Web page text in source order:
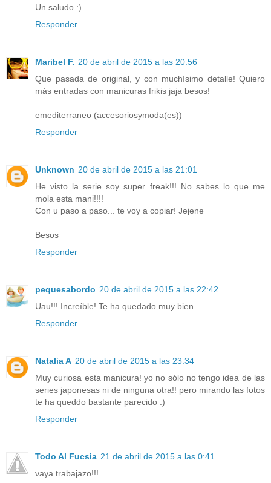
Un saludo :)
Responder
Maribel F. 20 de abril de 2015 a las 20:56
Que pasada de original, y con muchísimo detalle! Quiero
más entradas con manicuras frikis jaja besos!
emediterraneo (accesoriosymoda(es))
Responder
Unknown 20 de abril de 2015 a las 21:01
He visto la serie soy super freak!!! No sabes lo que me
mola esta mani!!!!
Con u paso a paso... te voy a copiar! Jejene
Besos
Responder
pequesabordo 20 de abril de 2015 a las 22:42
Uau!!! Increíble! Te ha quedado muy bien.
Responder
Natalia A 20 de abril de 2015 a las 23:34
Muy curiosa esta manicura! yo no sólo no tengo idea de las
series japonesas ni de ninguna otra!! pero mirando las fotos
te ha queddo bastante parecido :)
Responder
Todo Al Fucsia 21 de abril de 2015 a las 0:41
vaya trabajazo!!!